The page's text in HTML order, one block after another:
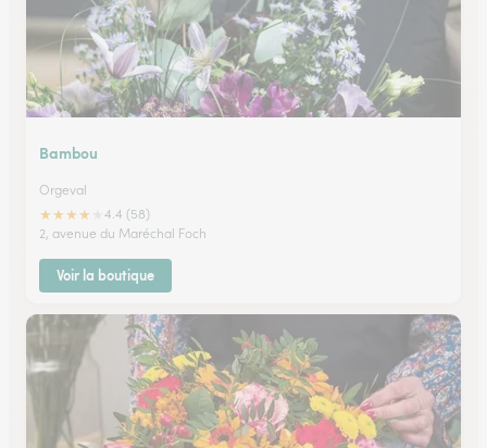
Bambou
Orgeval
★★★★
4.4 (58)
2, avenue du Maréchal Foch
Voir la boutique